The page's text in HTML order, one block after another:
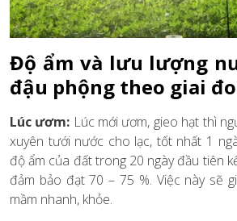
Độ ẩm và lưu lượng
đậu phộng theo giai
Lúc ươm: Lúc mới ươm, gieo hạt thì
xuyên tưới nước cho lạc, tốt nhất 1
độ ẩm của đất trong 20 ngày đầu tiên
đảm bảo đạt 70 – 75 %. Việc này sẽ
mầm nhanh, khỏe.